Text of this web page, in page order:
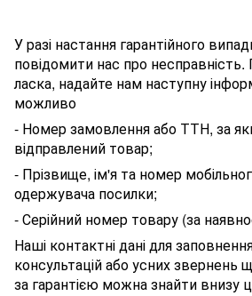
У разі настання гарантійного
повідомити нас про
ласка, надайте нам наступну
можливо
- Номер замовлення або ТТН, за
відправлений товар;
- Прізвище, ім'я та номер
одержувача посилки;
- Серійний номер товару (за
Наші контактні дані для
консультацій або усних звернень
за гарантією можна знайти внизу